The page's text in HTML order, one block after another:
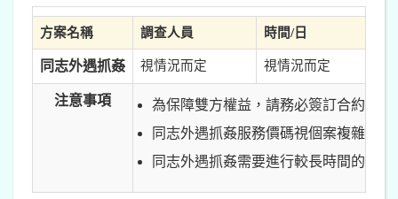
方案名稱 調查人員 時間/日
同志外遇抓姦 視情況而定 視情況而定
注意事項
為保障雙方權益，請務必簽訂合約。
同志外遇抓姦服務價碼視個案複雜度
同志外遇抓姦需要進行較長時間的調